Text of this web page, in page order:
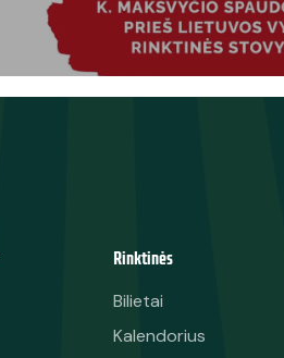
Rinktinės
Bilietai
Kalendorius